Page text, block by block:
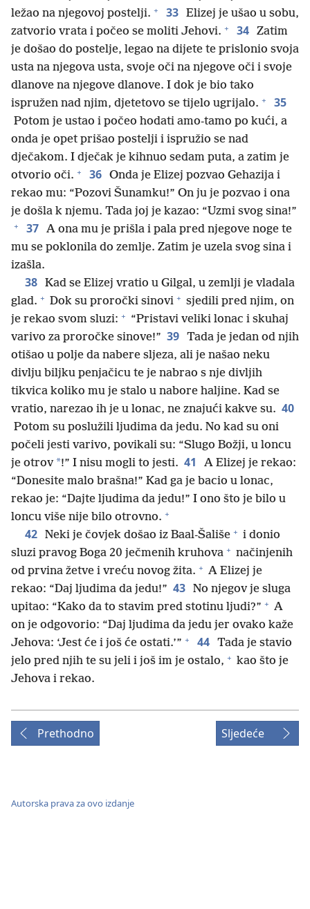
ležao na njegovoj postelji. + 33 Elizej je ušao u sobu,
zatvorio vrata i počeo se moliti Jehovi. + 34 Zatim
je došao do postelje, legao na dijete te prislonio svoja
usta na njegova usta, svoje oči na njegove oči i svoje
dlanove na njegove dlanove. I dok je bio tako
ispružen nad njim, djetetovo se tijelo ugrijalo. + 35
Potom je ustao i počeo hodati amo-tamo po kući, a
onda je opet prišao postelji i ispružio se nad
dječakom. I dječak je kihnuo sedam puta, a zatim je
otvorio oči. + 36 Onda je Elizej pozvao Gehazija i
rekao mu: “Pozovi Šunamku!” On ju je pozvao i ona
je došla k njemu. Tada joj je kazao: “Uzmi svog sina!”
+ 37 A ona mu je prišla i pala pred njegove noge te
mu se poklonila do zemlje. Zatim je uzela svog sina i
izašla.
38 Kad se Elizej vratio u Gilgal, u zemlji je vladala
glad. + Dok su proročki sinovi + sjedili pred njim, on
je rekao svom sluzi: + “Pristavi veliki lonac i skuhaj
varivo za proročke sinove!” 39 Tada je jedan od njih
otišao u polje da nabere sljeza, ali je našao neku
divlju biljku penjačicu te je nabrao s nje divljih
tikvica koliko mu je stalo u nabore haljine. Kad se
vratio, narezao ih je u lonac, ne znajući kakve su. 40
Potom su poslužili ljudima da jedu. No kad su oni
počeli jesti varivo, povikali su: “Slugo Božji, u loncu
je otrov *!” I nisu mogli to jesti. 41
A Elizej je rekao:
“Donesite malo brašna!” Kad ga je bacio u lonac,
rekao je: “Dajte ljudima da jedu!” I ono što je bilo u
loncu više nije bilo otrovno. +
42 Neki je čovjek došao iz Baal-Šališe + i donio
sluzi pravog Boga 20 ječmenih kruhova + načinjenih
od prvina žetve i vreću novog žita. + A Elizej je
rekao: “Daj ljudima da jedu!” 43 No njegov je sluga
upitao: “Kako da to stavim pred stotinu ljudi?” + A
on je odgovorio: “Daj ljudima da jedu jer ovako kaže
Jehova: ‘Jest će i još će ostati.’” + 44 Tada je stavio
jelo pred njih te su jeli i još im je ostalo, + kao što je
Jehova i rekao.
Prethodno Sljedeće
Autorska prava za ovo izdanje